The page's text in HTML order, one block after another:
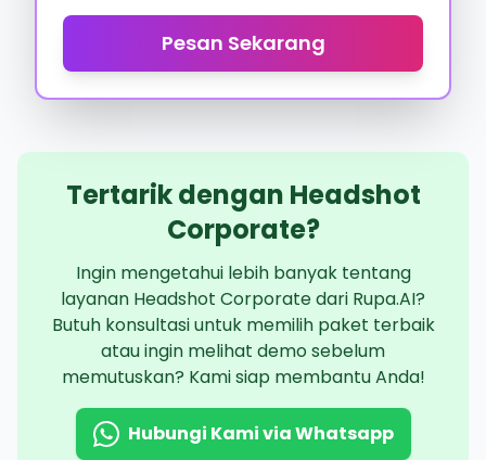
Pesan Sekarang
Tertarik dengan Headshot
Corporate?
Ingin mengetahui lebih banyak tentang
layanan Headshot Corporate dari Rupa.AI?
Butuh konsultasi untuk memilih paket terbaik
atau ingin melihat demo sebelum
memutuskan? Kami siap membantu Anda!
Hubungi Kami via Whatsapp